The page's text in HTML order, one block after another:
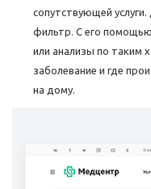
сопутствующей
фильтр. С его помощью
или анализы по таким
заболевание и где
на дому.